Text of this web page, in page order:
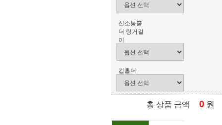
산소통홀
더 링거걸
이
컵홀더
총 상품 금액 0 원